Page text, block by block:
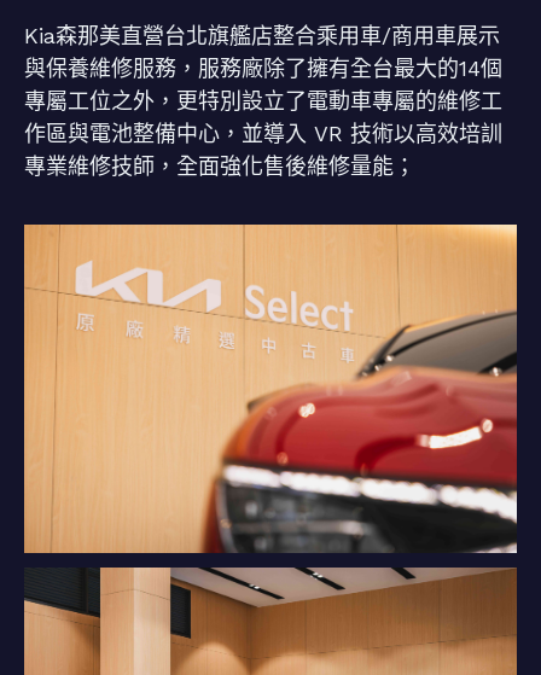
Kia森那美直營台北旗艦店整合乘用車/商用車展示
與保養維修服務，服務廠除了擁有全台最大的14個
專屬工位之外，更特別設立了電動車專屬的維修工
作區與電池整備中心，並導入 VR 技術以高效培訓
專業維修技師，全面強化售後維修量能；